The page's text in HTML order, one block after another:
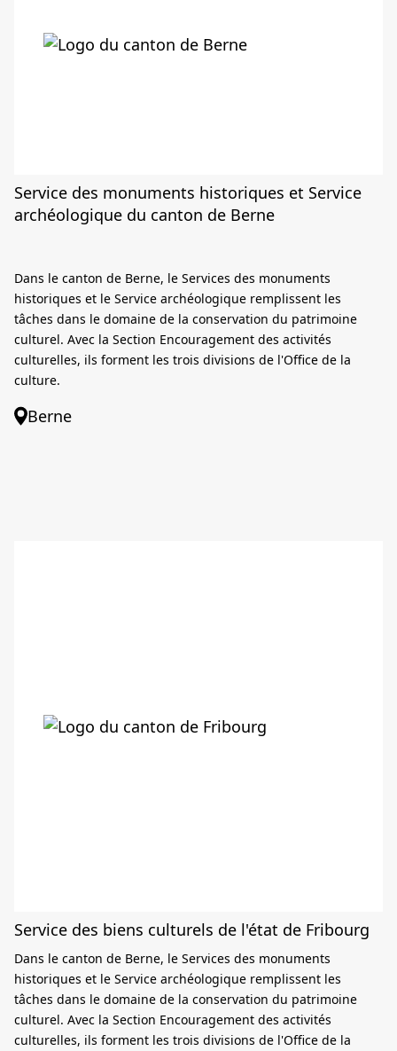
Service des monuments historiques et Service
archéologique du canton de Berne
Dans le canton de Berne, le Services des monuments
historiques et le Service archéologique remplissent les
tâches dans le domaine de la conservation du patrimoine
culturel. Avec la Section Encouragement des activités
culturelles, ils forment les trois divisions de l'Office de la
culture.
Berne
Service des biens culturels de l'état de Fribourg
Dans le canton de Berne, le Services des monuments
historiques et le Service archéologique remplissent les
tâches dans le domaine de la conservation du patrimoine
culturel. Avec la Section Encouragement des activités
culturelles, ils forment les trois divisions de l'Office de la